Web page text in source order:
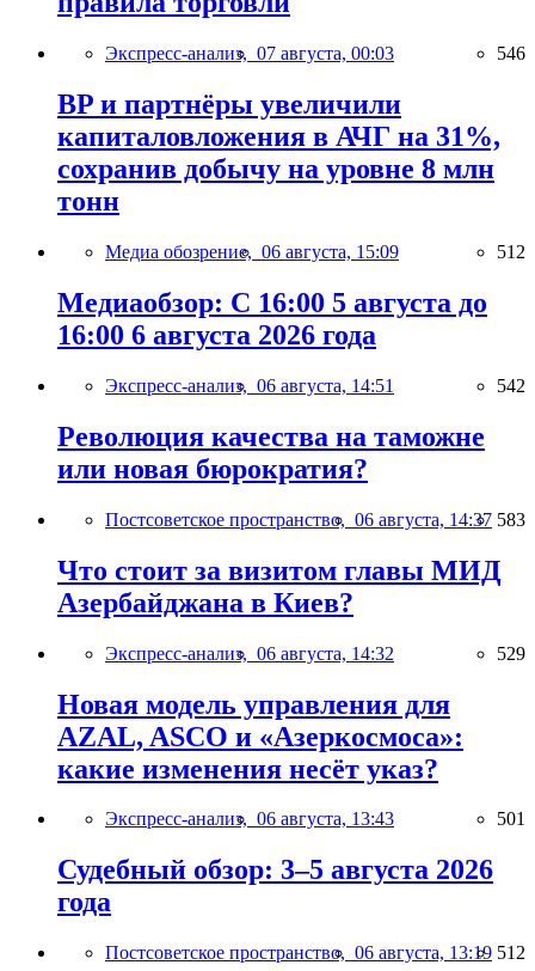
Экспресс-анализ, 07 августа, 00:03 546
BP и партнёры увеличили
капиталовложения в АЧГ на 31%,
сохранив добычу на уровне 8 млн
тонн
Медиа обозрение, 06 августа, 15:09 512
Медиаобзор: С 16:00 5 августа до
16:00 6 августа 2026 года
Экспресс-анализ, 06 августа, 14:51 542
Революция качества на таможне
или новая бюрократия?
Постсоветское пространство, 06 августа, 14:37 583
Что стоит за визитом главы МИД
Азербайджана в Киев?
Экспресс-анализ, 06 августа, 14:32 529
Новая модель управления для
AZAL, ASCO и «Азеркосмоса»:
какие изменения несёт указ?
Экспресс-анализ, 06 августа, 13:43 501
Судебный обзор: 3–5 августа 2026
года
Постсоветское пространство, 06 августа, 13:19 512